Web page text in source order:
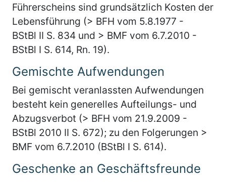
Führerscheins sind grundsätzlich Kosten der
Lebensführung (> BFH vom 5.8.1977 -
BStBl II S. 834 und > BMF vom 6.7.2010 -
BStBl I S. 614, Rn. 19).
Gemischte Aufwendungen
Bei gemischt veranlassten Aufwendungen
besteht kein generelles Aufteilungs- und
Abzugsverbot (> BFH vom 21.9.2009 -
BStBl 2010 II S. 672); zu den Folgerungen >
BMF vom 6.7.2010 (BStBl I S. 614).
Geschenke an Geschäftsfreunde